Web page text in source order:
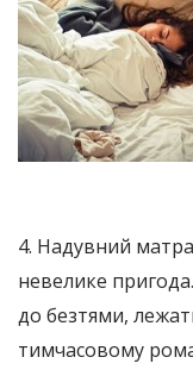
4. Надувний
невелике
до безтями,
тимчасовому